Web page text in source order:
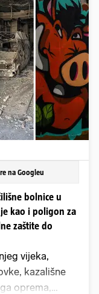
na Googleu
bolnice u
kao i poligon za
zaštite do
vijeka,
kazališne
oprema,